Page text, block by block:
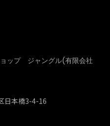
ップ ジャングル(有限会社
日本橋3-4-16